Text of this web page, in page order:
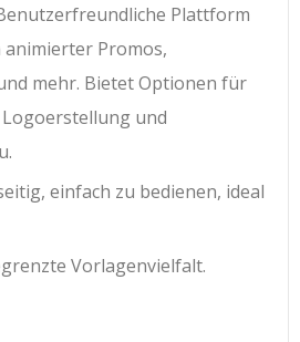
Plattform
animierter Promos,
mehr. Bietet Optionen für
und
einfach zu bedienen, ideal
Vorlagenvielfalt.